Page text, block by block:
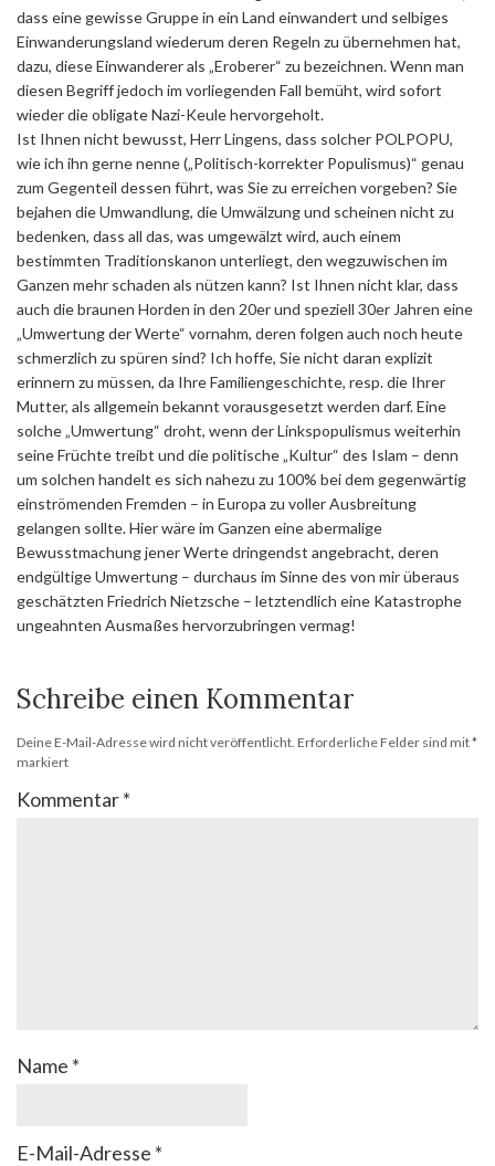
dass eine gewisse Gruppe in ein Land einwandert und selbiges
Einwanderungsland wiederum deren Regeln zu übernehmen hat,
dazu, diese Einwanderer als „Eroberer“ zu bezeichnen. Wenn man
diesen Begriff jedoch im vorliegenden Fall bemüht, wird sofort
wieder die obligate Nazi-Keule hervorgeholt.
Ist Ihnen nicht bewusst, Herr Lingens, dass solcher POLPOPU,
wie ich ihn gerne nenne („Politisch-korrekter Populismus)“ genau
zum Gegenteil dessen führt, was Sie zu erreichen vorgeben? Sie
bejahen die Umwandlung, die Umwälzung und scheinen nicht zu
bedenken, dass all das, was umgewälzt wird, auch einem
bestimmten Traditionskanon unterliegt, den wegzuwischen im
Ganzen mehr schaden als nützen kann? Ist Ihnen nicht klar, dass
auch die braunen Horden in den 20er und speziell 30er Jahren eine
„Umwertung der Werte“ vornahm, deren folgen auch noch heute
schmerzlich zu spüren sind? Ich hoffe, Sie nicht daran explizit
erinnern zu müssen, da Ihre Familiengeschichte, resp. die Ihrer
Mutter, als allgemein bekannt vorausgesetzt werden darf. Eine
solche „Umwertung“ droht, wenn der Linkspopulismus weiterhin
seine Früchte treibt und die politische „Kultur“ des Islam – denn
um solchen handelt es sich nahezu zu 100% bei dem gegenwärtig
einströmenden Fremden – in Europa zu voller Ausbreitung
gelangen sollte. Hier wäre im Ganzen eine abermalige
Bewusstmachung jener Werte dringendst angebracht, deren
endgültige Umwertung – durchaus im Sinne des von mir überaus
geschätzten Friedrich Nietzsche – letztendlich eine Katastrophe
ungeahnten Ausmaßes hervorzubringen vermag!
Schreibe einen Kommentar
Deine E-Mail-Adresse wird nicht veröffentlicht. Erforderliche Felder sind mit*
markiert
Kommentar*
Name *
E-Mail-Adresse *